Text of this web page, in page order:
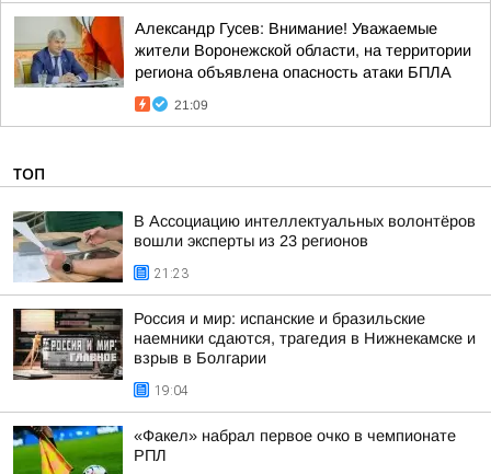
Александр Гусев: Внимание! Уважаемые
жители Воронежской области, на территории
региона объявлена опасность атаки БПЛА
21:09
ТОП
В Ассоциацию интеллектуальных волонтёров
вошли эксперты из 23 регионов
21:23
Россия и мир: испанские и бразильские
наемники сдаются, трагедия в Нижнекамске и
взрыв в Болгарии
19:04
«Факел» набрал первое очко в чемпионате
РПЛ